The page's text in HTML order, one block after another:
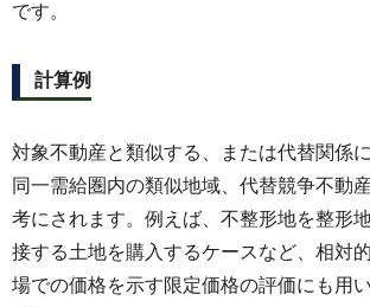
です。
計算例
対象不動産と類似する、または代替関係
同一需給圏内の類似地域、代替競争不動
考にされます。例えば、不整形地を整形
接する土地を購入するケースなど、相対
場での価格を示す限定価格の評価にも用